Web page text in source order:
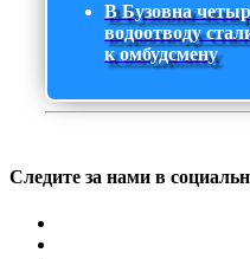
В Бузовна
водоотводу
к омбудсмену
Следите за нами в